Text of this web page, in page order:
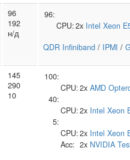
96
192
н/д
96:
CPU:2x Intel Xeon
QDR Infiniband / IPMI /
145
290
10
100:
CPU:2x AMD
40:
CPU:2x Intel Xeon
5:
CPU:2x Intel Xeon
Acc: 2x NVIDIA